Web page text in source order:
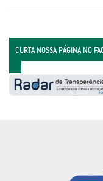
CURTA NOSSA PÁGINA NO